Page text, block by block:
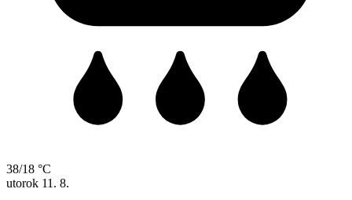
38/18 °C
utorok 11. 8.